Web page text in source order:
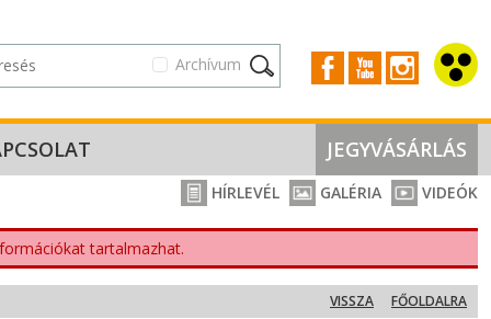
Archívum
JEGYVÁSÁRLÁS
HÍRLEVÉL GALÉRIA VIDEÓK
tartalmazhat.
FŐOLDALRA
VISSZA